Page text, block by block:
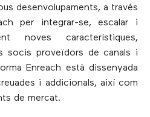
desenvolupaments, a través
per integrar-se, escalar i
noves característiques,
socis proveïdors de canals i
Enreach està dissenyada
i addicionals, així com
de mercat.